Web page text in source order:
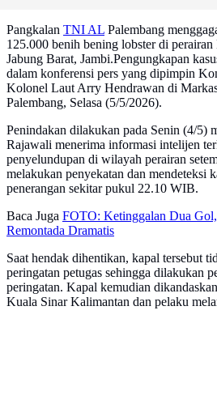
Pangkalan TNI AL Palembang
125.000 benih bening lobster di
Jabung Barat, Jambi.Pengungkapan
dalam konferensi pers yang dipimpin
Kolonel Laut Arry Hendrawan di
Palembang, Selasa (5/5/2026).
Penindakan dilakukan pada Senin (4/5)
Rajawali menerima informasi intelijen
penyelundupan di wilayah perairan
melakukan penyekatan dan mendeteksi
penerangan sekitar pukul 22.10 WIB.
Baca Juga FOTO: Ketinggalan Dua
Remontada Dramatis
Saat hendak dihentikan, kapal tersebut
peringatan petugas sehingga dilakukan
peringatan. Kapal kemudian
Kuala Sinar Kalimantan dan pelaku